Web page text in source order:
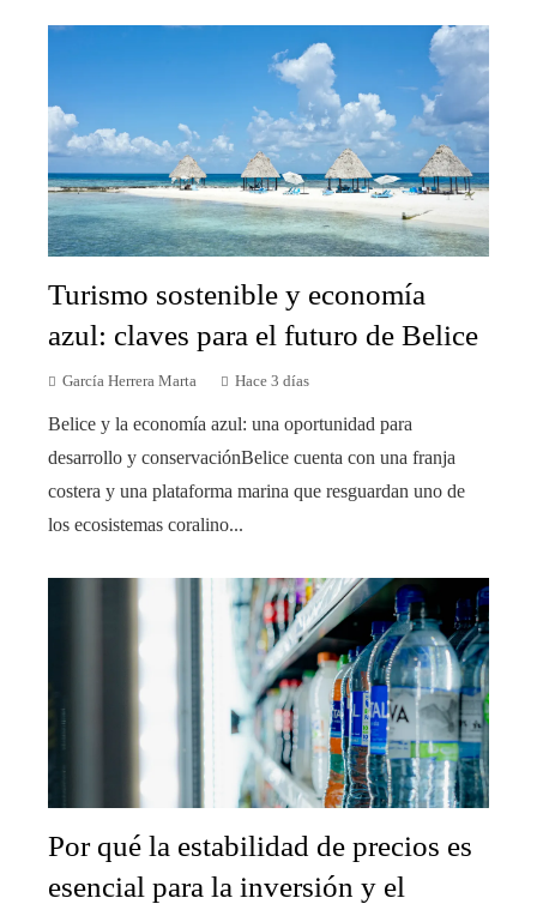
Turismo sostenible y economía
azul: claves para el futuro de Belice
García Herrera Marta Hace 3 días
Belice y la economía azul: una oportunidad para
desarrollo y conservaciónBelice cuenta con una franja
costera y una plataforma marina que resguardan uno de
los ecosistemas coralino...
Por qué la estabilidad de precios es
esencial para la inversión y el